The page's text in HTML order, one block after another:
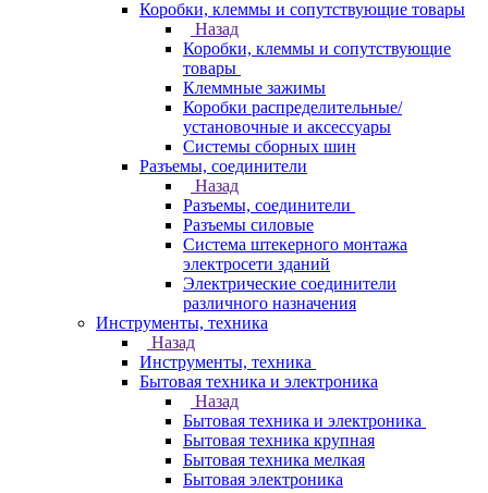
Коробки, клеммы и сопутствующие товары
Назад
Коробки, клеммы и сопутствующие
товары
Клеммные зажимы
Коробки распределительные/
установочные и аксессуары
Системы сборных шин
Разъемы, соединители
Назад
Разъемы, соединители
Разъемы силовые
Система штекерного монтажа
электросети зданий
Электрические соединители
различного назначения
Инструменты, техника
Назад
Инструменты, техника
Бытовая техника и электроника
Назад
Бытовая техника и электроника
Бытовая техника крупная
Бытовая техника мелкая
Бытовая электроника